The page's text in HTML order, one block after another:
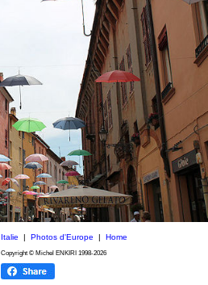
Italie | Photos d'Europe | Home
© Michel ENKIRI 1998-2026